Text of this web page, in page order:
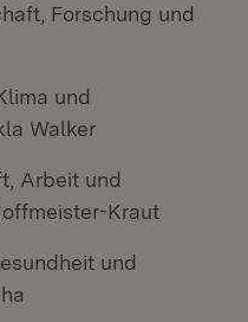
Forschung und
und
Walker
Arbeit und
Kraut
und